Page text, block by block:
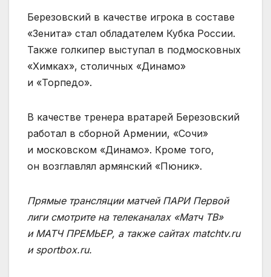
Березовский в качестве игрока в составе
«Зенита» стал обладателем Кубка России.
Также голкипер выступал в подмосковных
«Химках», столичных «Динамо»
и «Торпедо».
В качестве тренера вратарей Березовский
работал в сборной Армении, «Сочи»
и московском «Динамо». Кроме того,
он возглавлял армянский «Пюник».
Прямые трансляции матчей ПАРИ Первой
лиги смотрите на телеканалах «Матч ТВ»
и МАТЧ ПРЕМЬЕР, а также сайтах matchtv.ru
и sportbox.ru.